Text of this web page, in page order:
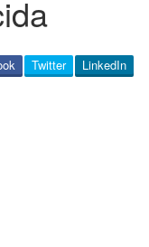
LinkedIn
Twitter